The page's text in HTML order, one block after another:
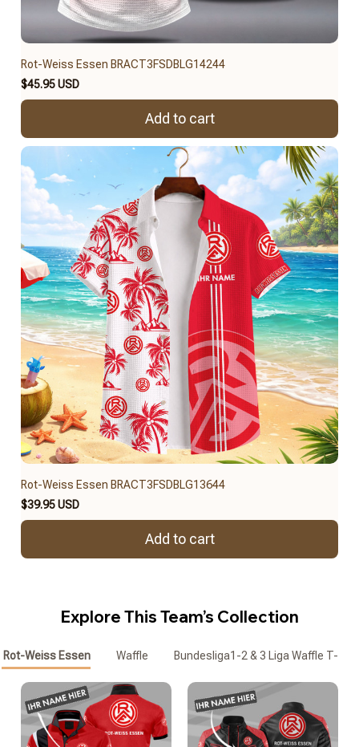
Rot-Weiss Essen BRACT3FSDBLG14244
$45.95 USD
Add to cart
Rot-Weiss Essen BRACT3FSDBLG13644
$39.95 USD
Add to cart
Explore This Team’s Collection
Rot-Weiss Essen Waffle Bundesliga1-2 & 3 Liga Waffle T-